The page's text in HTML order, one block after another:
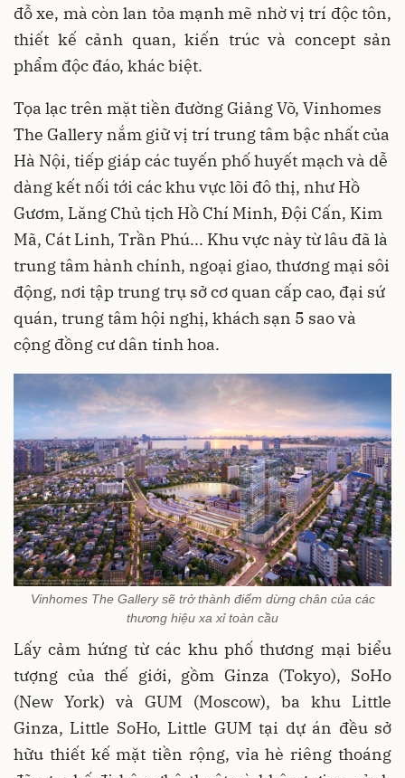
đỗ xe, mà còn lan tỏa mạnh mẽ nhờ vị trí độc tôn,
thiết kế cảnh quan, kiến trúc và concept sản
phẩm độc đáo, khác biệt.
Tọa lạc trên mặt tiền đường Giảng Võ, Vinhomes
The Gallery nắm giữ vị trí trung tâm bậc nhất của
Hà Nội, tiếp giáp các tuyến phố huyết mạch và dễ
dàng kết nối tới các khu vực lõi đô thị, như Hồ
Gươm, Lăng Chủ tịch Hồ Chí Minh, Đội Cấn, Kim
Mã, Cát Linh, Trần Phú... Khu vực này từ lâu đã là
trung tâm hành chính, ngoại giao, thương mại sôi
động, nơi tập trung trụ sở cơ quan cấp cao, đại sứ
quán, trung tâm hội nghị, khách sạn 5 sao và
cộng đồng cư dân tinh hoa.
Vinhomes The Gallery sẽ trở thành điểm dừng chân của các
thương hiệu xa xỉ toàn cầu
Lấy cảm hứng từ các khu phố thương mại biểu
tượng của thế giới, gồm Ginza (Tokyo), SoHo
(New York) và GUM (Moscow), ba khu Little
Ginza, Little SoHo, Little GUM tại dự án đều sở
hữu thiết kế mặt tiền rộng, vỉa hè riêng thoáng